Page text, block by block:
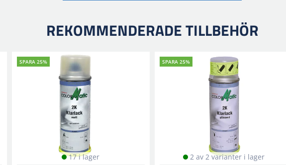
REKOMMENDERADE TILLBEHÖR
SPARA 25%
17 i lager
SPARA 25%
2 av 2 varianter i lager